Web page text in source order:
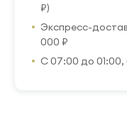
₽)
Экспресс-
000 ₽
С 07:00 до 01:00,